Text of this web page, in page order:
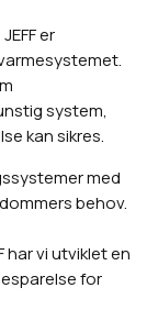
er
system,
kan sikres.
med
behov.
har vi utviklet en
for